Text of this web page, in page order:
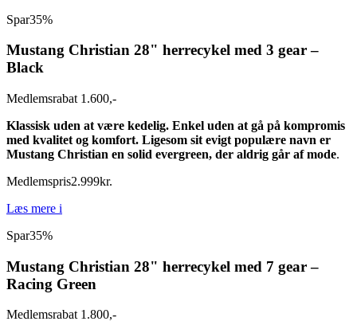
Spar35%
Mustang Christian 28" herrecykel med 3 gear –
Black
Medlemsrabat 1.600,-
Klassisk uden at være kedelig. Enkel uden at gå på kompromis
med kvalitet og komfort. Ligesom sit evigt populære navn er
Mustang Christian en solid evergreen, der aldrig går af mode.
Medlemspris2.999kr.
Læs mere i
Spar35%
Mustang Christian 28" herrecykel med 7 gear –
Racing Green
Medlemsrabat 1.800,-